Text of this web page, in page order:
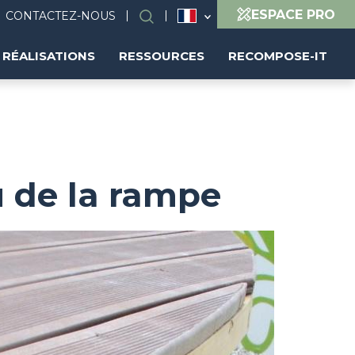
CONTACTEZ-NOUS Rechercher ESPACE PRO
RÉALISATIONS RESSOURCES RECOMPOSE-IT
de la rampe